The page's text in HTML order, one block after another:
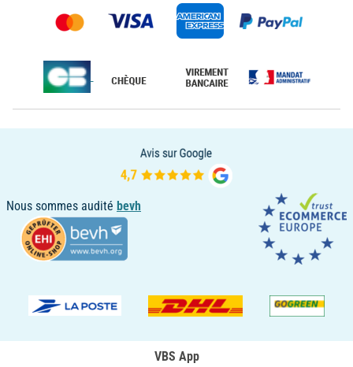
Nous sommes audité bevh
VBS App